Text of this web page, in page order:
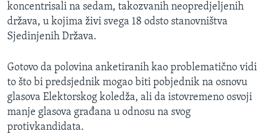
koncentrisali na sedam, takozvanih neopredjeljenih
država, u kojima živi svega 18 odsto stanovništva
Sjedinjenih Država.
Gotovo da polovina anketiranih kao problematično vidi
to što bi predsjednik mogao biti pobjednik na osnovu
glasova Elektorskog koledža, ali da istovremeno osvoji
manje glasova građana u odnosu na svog
protivkandidata.